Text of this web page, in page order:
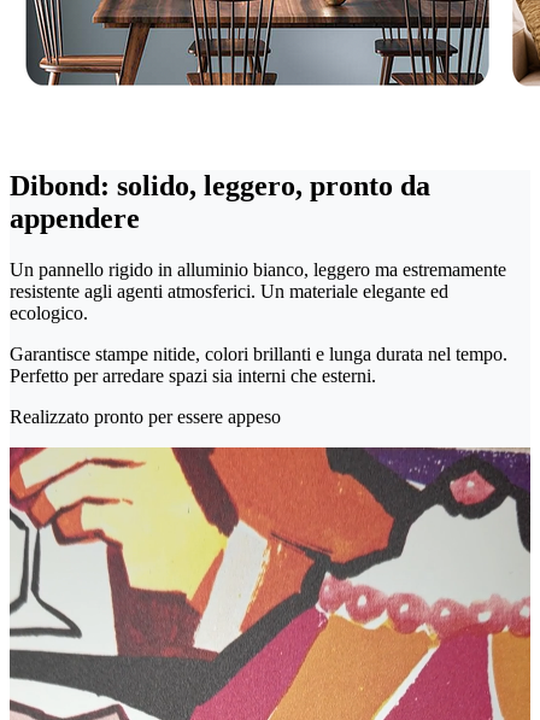
Dibond: solido, leggero, pronto da
appendere
Un pannello rigido in alluminio bianco, leggero ma estremamente
resistente agli agenti atmosferici. Un materiale elegante ed
ecologico.
Garantisce stampe nitide, colori brillanti e lunga durata nel tempo.
Perfetto per arredare spazi sia interni che esterni.
Realizzato pronto per essere appeso